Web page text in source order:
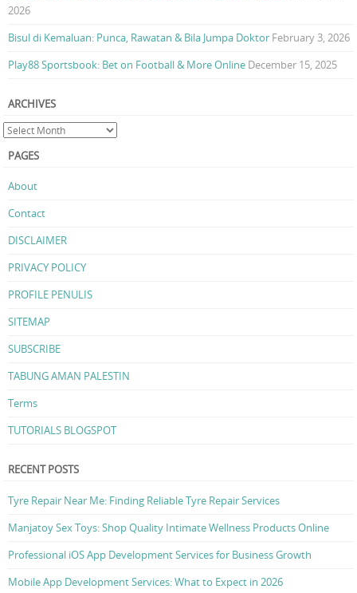
2026
Bisul di Kemaluan: Punca, Rawatan & Bila Jumpa Doktor February 3, 2026
Play88 Sportsbook: Bet on Football & More Online December 15, 2025
ARCHIVES
PAGES
About
Contact
DISCLAIMER
PRIVACY POLICY
PROFILE PENULIS
SITEMAP
SUBSCRIBE
TABUNG AMAN PALESTIN
Terms
TUTORIALS BLOGSPOT
RECENT POSTS
Tyre Repair Near Me: Finding Reliable Tyre Repair Services
Manjatoy Sex Toys: Shop Quality Intimate Wellness Products Online
Professional iOS App Development Services for Business Growth
Mobile App Development Services: What to Expect in 2026